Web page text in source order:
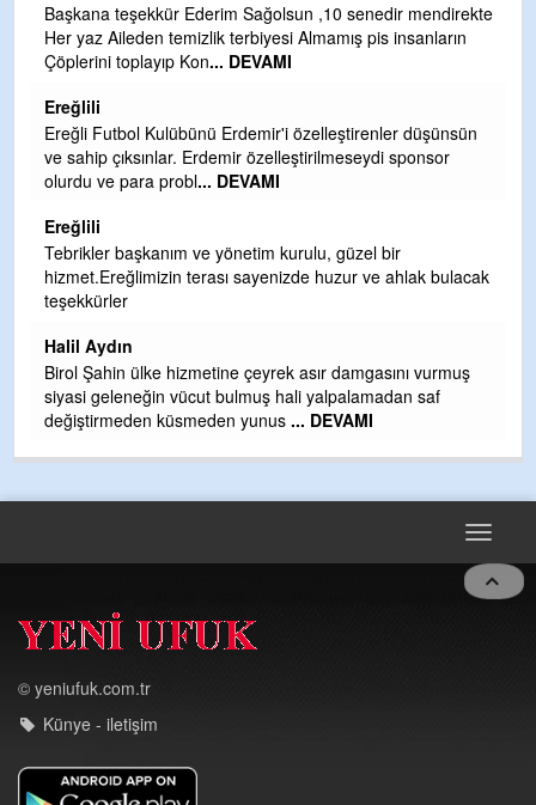
Başkana teşekkür Ederim Sağolsun ,10 senedir mendirekte
Her yaz Aileden temizlik terbiyesi Almamış pis insanların
Çöplerini toplayıp Kon... DEVAMI
Ereğlili
Ereğli Futbol Kulübünü Erdemir'i özelleştirenler düşünsün
ve sahip çıksınlar. Erdemir özelleştirilmeseydi sponsor
olurdu ve para probl... DEVAMI
Ereğlili
Tebrikler başkanım ve yönetim kurulu, güzel bir
hizmet.Ereğlimizin terası sayenizde huzur ve ahlak bulacak
teşekkürler
Halil Aydın
Birol Şahin ülke hizmetine çeyrek asır damgasını vurmuş
siyasi geleneğin vücut bulmuş hali yalpalamadan saf
değiştirmeden küsmeden yunus ... DEVAMI
Toggle
© yeniufuk.com.tr
Künye - iletişim